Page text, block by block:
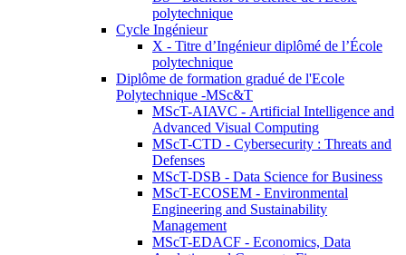
polytechnique
Cycle Ingénieur
X - Titre d’Ingénieur diplômé de l’École
polytechnique
Diplôme de formation gradué de l'Ecole
Polytechnique -MSc&T
MScT-AIAVC - Artificial Intelligence and
Advanced Visual Computing
MScT-CTD - Cybersecurity : Threats and
Defenses
MScT-DSB - Data Science for Business
MScT-ECOSEM - Environmental
Engineering and Sustainability
Management
MScT-EDACF - Economics, Data